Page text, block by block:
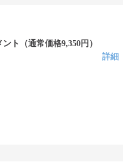
ト（通常価格9,350円）
詳細